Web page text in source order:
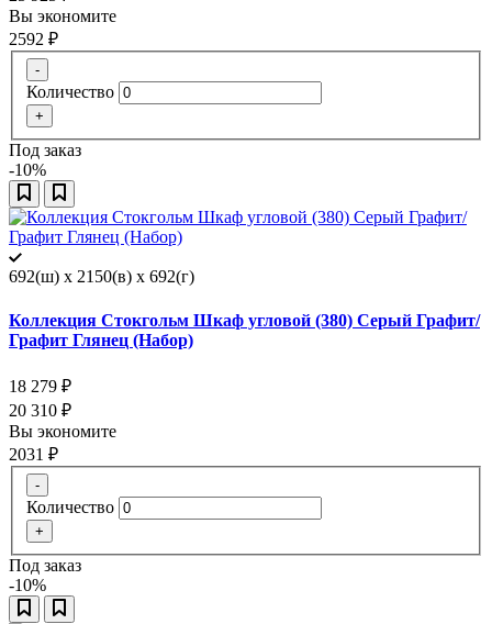
Вы экономите
2592 ₽
-
Количество
+
Под заказ
-10%
692(ш) x 2150(в) x 692(г)
Коллекция Стокгольм Шкаф угловой (380) Серый Графит/
Графит Глянец (Набор)
18 279 ₽
20 310 ₽
Вы экономите
2031 ₽
-
Количество
+
Под заказ
-10%